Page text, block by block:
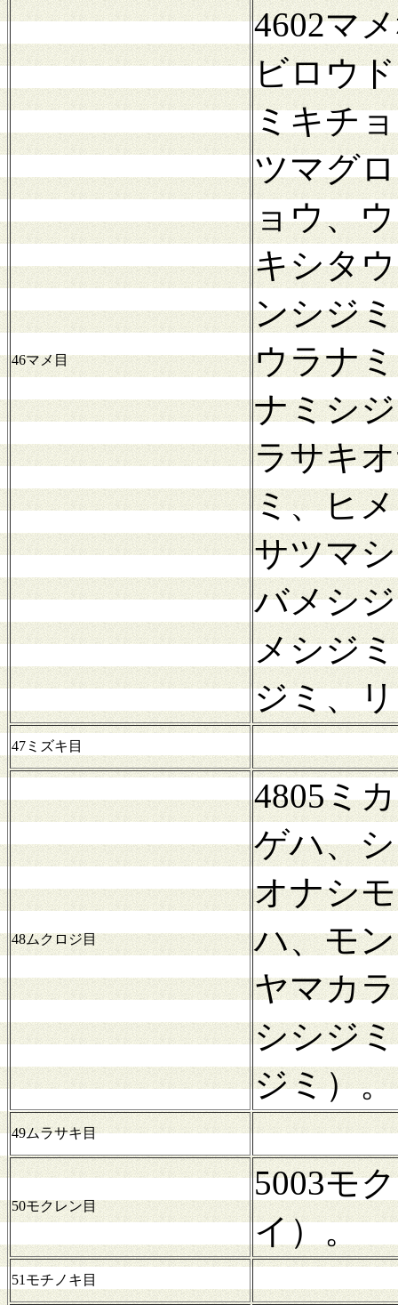
46マメ目
4602マ
ビロウ
ミキチ
ツマグ
ョウ、
キシタ
ンシジ
ウラナ
ナミシ
ラサキ
ミ、ヒ
サツマ
バメシ
メシジ
ジミ、
47ミズキ目
48ムクロジ目
4805ミ
ゲハ、
オナシ
ハ、モ
ヤマカ
シシジ
ジミ）。
49ムラサキ目
50モクレン目
5003モ
イ）。
51モチノキ目